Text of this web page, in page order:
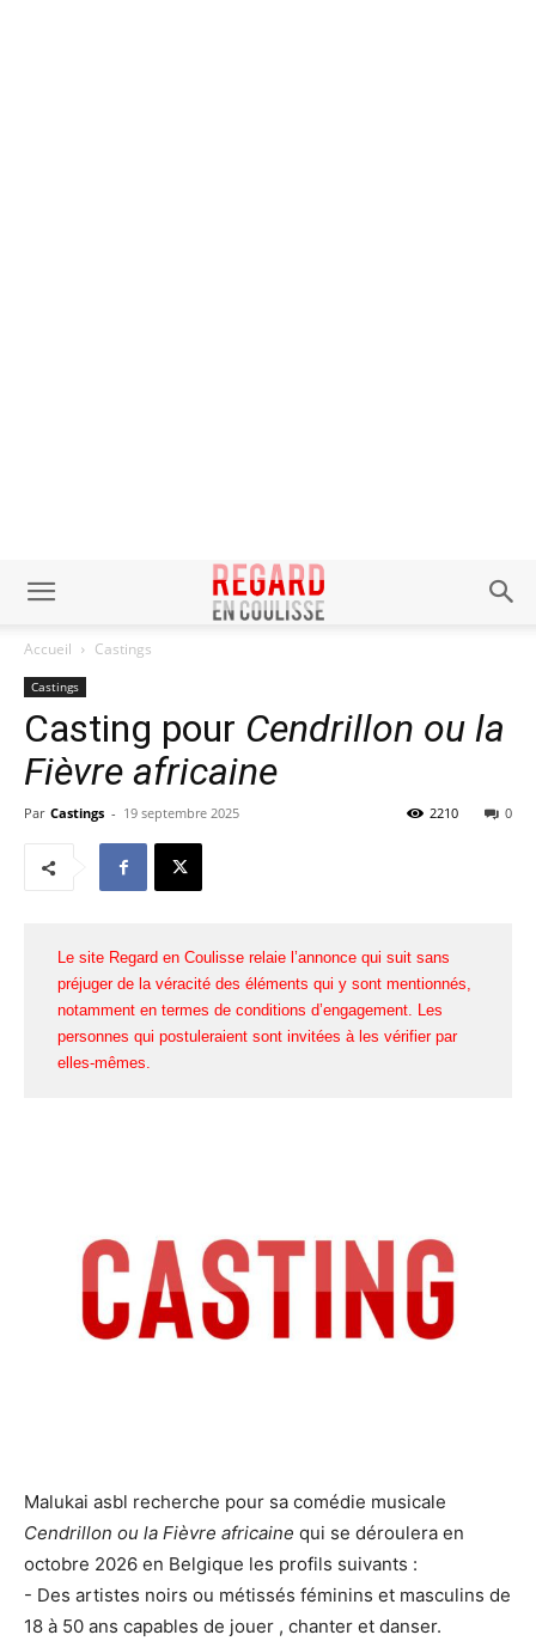
Accueil Castings
Castings
Casting pour Cendrillon ou la
Fièvre africaine
Par Castings - 19 septembre 2025 0
2210
Le site Regard en Coulisse relaie l’annonce qui suit sans
préjuger de la véracité des éléments qui y sont mentionnés,
notamment en termes de conditions d’engagement. Les
personnes qui postuleraient sont invitées à les vérifier par
elles-mêmes.
Malukai asbl recherche pour sa comédie musicale
Cendrillon ou la Fièvre africaine qui se déroulera en
octobre 2026 en Belgique les profils suivants :
- Des artistes noirs ou métissés féminins et masculins de
18 à 50 ans capables de jouer , chanter et danser.